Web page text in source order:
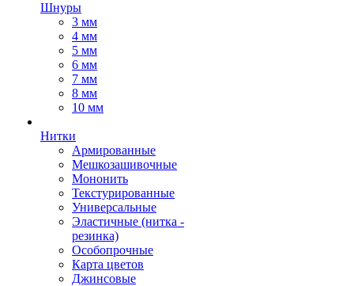
Шнуры
3 мм
4 мм
5 мм
6 мм
7 мм
8 мм
10 мм
Нитки
Армированные
Мешкозашивочные
Мононить
Текстурированные
Универсальные
Эластичные (нитка -
резинка)
Особопрочные
Карта цветов
Джинсовые